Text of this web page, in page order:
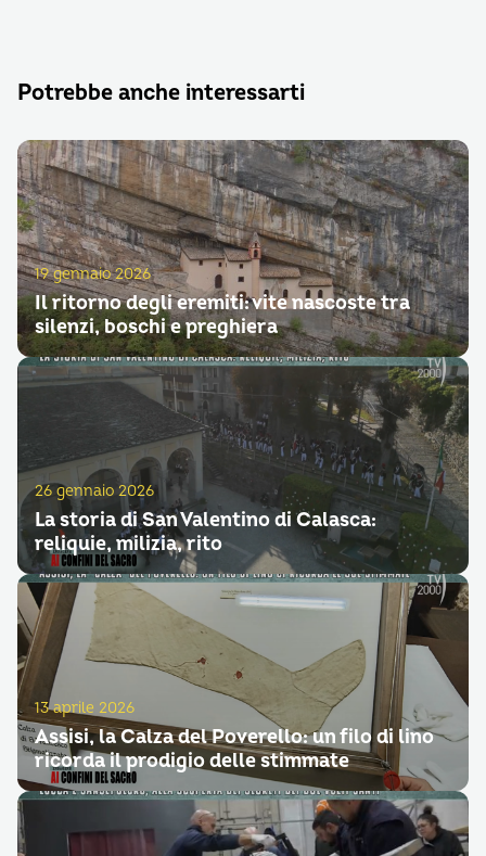
Potrebbe anche interessarti
19 gennaio 2026
Il ritorno degli eremiti: vite nascoste tra
silenzi, boschi e preghiera
26 gennaio 2026
La storia di San Valentino di Calasca:
reliquie, milizia, rito
13 aprile 2026
Assisi, la Calza del Poverello: un filo di lino
ricorda il prodigio delle stimmate